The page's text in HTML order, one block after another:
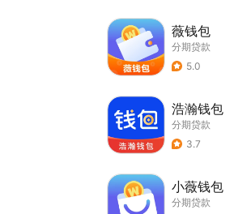
薇钱包
分期贷款
5.0
浩瀚钱包
分期贷款
3.7
小薇钱包
分期贷款